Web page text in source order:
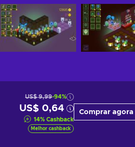
US$ 9,99-94%
US$ 0,64
14% Cashback
Melhor cashback
Comprar agora